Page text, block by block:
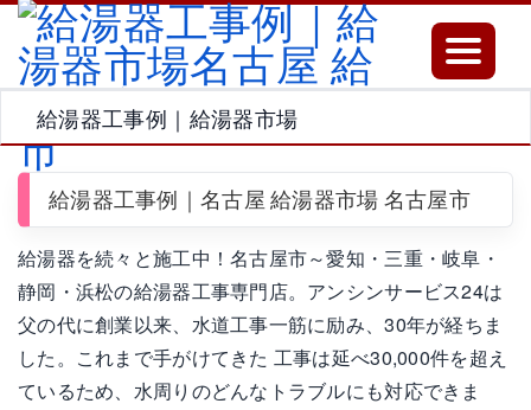
Toggle
給湯器工事例｜給湯器市場
給湯器工事例｜名古屋 給湯器市場 名古屋市
給湯器を続々と施工中！名古屋市～愛知・三重・岐阜・
静岡・浜松の給湯器工事専門店。アンシンサービス24は
父の代に創業以来、水道工事一筋に励み、30年が経ちま
した。これまで手がけてきた 工事は延べ30,000件を超え
ているため、水周りのどんなトラブルにも対応できま